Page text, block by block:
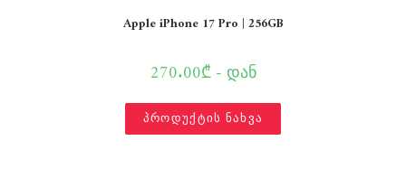
Apple iPhone 17 Pro | 256GB
270.00₾ - დან
პროდუქტის ნახვა